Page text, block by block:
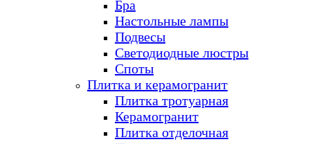
Бра
Настольные лампы
Подвесы
Светодиодные люстры
Споты
Плитка и керамогранит
Плитка тротуарная
Керамогранит
Плитка отделочная